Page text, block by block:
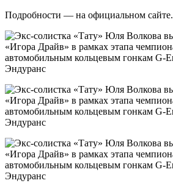
Подробности — на официальном сайте.